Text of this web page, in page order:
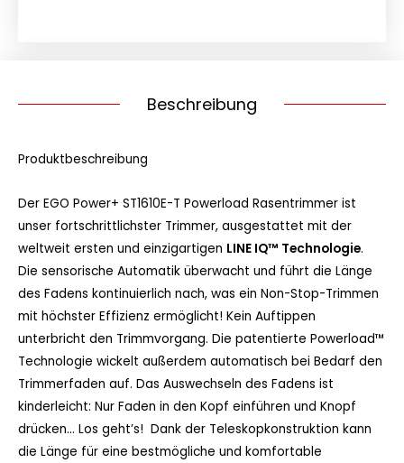
Beschreibung
Produktbeschreibung
Der EGO Power+ ST1610E-T Powerload Rasentrimmer ist
unser fortschrittlichster Trimmer, ausgestattet mit der
weltweit ersten und einzigartigen LINE IQ™ Technologie.
Die sensorische Automatik überwacht und führt die Länge
des Fadens kontinuierlich nach, was ein Non-Stop-Trimmen
mit höchster Effizienz ermöglicht! Kein Auftippen
unterbricht den Trimmvorgang. Die patentierte Powerload™
Technologie wickelt außerdem automatisch bei Bedarf den
Trimmerfaden auf. Das Auswechseln des Fadens ist
kinderleicht: Nur Faden in den Kopf einführen und Knopf
drücken… Los geht’s! Dank der Teleskopkonstruktion kann
die Länge für eine bestmögliche und komfortable